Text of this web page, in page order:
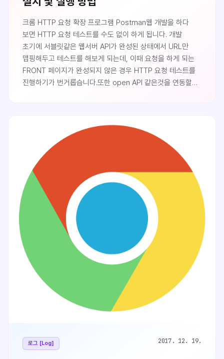
크롬 HTTP 요청 확장 프로그램 Postman웹 개발을 하다
보면 HTTP 요청 테스트를 수도 없이 하게 됩니다. 개발
초기에 서블릿같은 웹서버 API가 완성된 상태에서 URL만
맵핑해두고 테스트를 해보게 되는데, 이때 요청을 하게 되는
FRONT 페이지가 완성되지 않은 경우 HTTP 요청 테스트를
진행하기가 번거롭습니다.또한 open API 같은것을 연동할
수도 있겠지만 다른 요청 방식이나 인증 세션이 필요한
경우라면 이야기가 달라질 것입니다.이미 시중에 강력한
오픈소스 패킷켭처 도구들(피들러, 와이어샤크 등)이 있기
때문에 그것들을 사용해..
로그 [Log] 2017. 12. 19.